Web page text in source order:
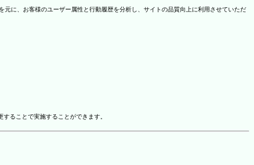
元に、お客様のユーザー属性と行動履歴を分析し、サイトの品質向上に利用させていただ
ることで実施することができます。